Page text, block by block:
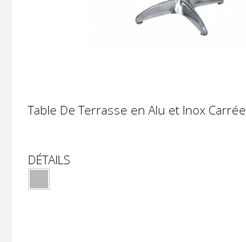
Table De Terrasse en Alu et Inox
DÉTAILS